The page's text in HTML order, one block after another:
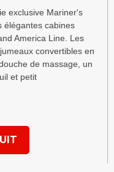
exclusive Mariner's
cabines
America Line. Les
convertibles en
de massage, un
et petit